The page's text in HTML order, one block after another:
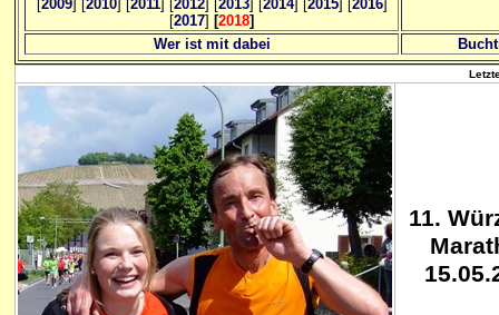
[2009] [2010] [2011] [2012] [2013] [2014] [2015] [2016]
[2017] [2018]
Wer ist mit dabei
11.